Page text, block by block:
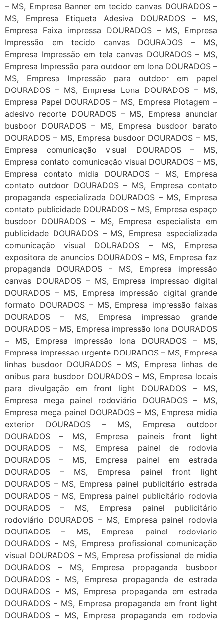
– MS, Empresa Banner em tecido canvas DOURADOS –
MS, Empresa Etiqueta Adesiva DOURADOS – MS,
Empresa Faixa impressa DOURADOS – MS, Empresa
Impressão em tecido canvas DOURADOS – MS,
Empresa Impressão em tela canvas DOURADOS – MS,
Empresa Impressão para outdoor em lona DOURADOS –
MS, Empresa Impressão para outdoor em papel
DOURADOS – MS, Empresa Lona DOURADOS – MS,
Empresa Papel DOURADOS – MS, Empresa Plotagem –
adesivo recorte DOURADOS – MS, Empresa anunciar
busboor DOURADOS – MS, Empresa busdoor barato
DOURADOS – MS, Empresa busdoor DOURADOS – MS,
Empresa comunicação visual DOURADOS – MS,
Empresa contato comunicação visual DOURADOS – MS,
Empresa contato midia DOURADOS – MS, Empresa
contato outdoor DOURADOS – MS, Empresa contato
propaganda especializada DOURADOS – MS, Empresa
contato publicidade DOURADOS – MS, Empresa espaço
busdoor DOURADOS – MS, Empresa especialista em
publicidade DOURADOS – MS, Empresa especializada
comunicação visual DOURADOS – MS, Empresa
expositora de anuncios DOURADOS – MS, Empresa faz
propaganda DOURADOS – MS, Empresa impressão
canvas DOURADOS – MS, Empresa impressao digital
DOURADOS – MS, Empresa impressão digital grande
formato DOURADOS – MS, Empresa impressão faixas
DOURADOS – MS, Empresa impressao grande
DOURADOS – MS, Empresa impressão lona DOURADOS
– MS, Empresa impressão lona DOURADOS – MS,
Empresa impressao urgente DOURADOS – MS, Empresa
linhas busdoor DOURADOS – MS, Empresa linhas de
onibus para busdoor DOURADOS – MS, Empresa locais
para divulgação em front light DOURADOS – MS,
Empresa mega painel rodoviário DOURADOS – MS,
Empresa mega painel DOURADOS – MS, Empresa midia
exterior DOURADOS – MS, Empresa outdoor
DOURADOS – MS, Empresa paineis front light
DOURADOS – MS, Empresa painel de rodovia
DOURADOS – MS, Empresa painel em estrada
DOURADOS – MS, Empresa painel front light
DOURADOS – MS, Empresa painel publicitário estrada
DOURADOS – MS, Empresa painel publicitário rodovia
DOURADOS – MS, Empresa painel publicitário
rodoviário DOURADOS – MS, Empresa painel rodovia
DOURADOS – MS, Empresa painel rodoviario
DOURADOS – MS, Empresa profissional comunicação
visual DOURADOS – MS, Empresa profissional de midia
DOURADOS – MS, Empresa propaganda busboor
DOURADOS – MS, Empresa propaganda de estrada
DOURADOS – MS, Empresa propaganda em estrada
DOURADOS – MS, Empresa propaganda em front light
DOURADOS – MS, Empresa propaganda em rodovia